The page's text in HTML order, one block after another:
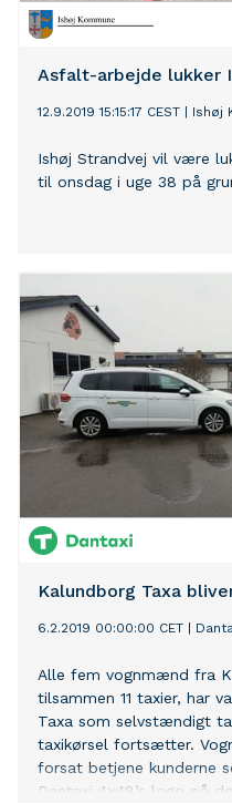
Asfalt-arbejde lukker
12.9.2019 15:15:17 CEST Ishøj
Ishøj Strandvej vil være
til onsdag i uge 38 på
Kalundborg Taxa
6.2.2019 00:00:00 CET
Alle fem vognmænd fra
tilsammen 11 taxier, har
Taxa som selvstændigt
taxikørsel fortsætter.
forsat betjene kunderne
Dantaxi 4×48’s logo på